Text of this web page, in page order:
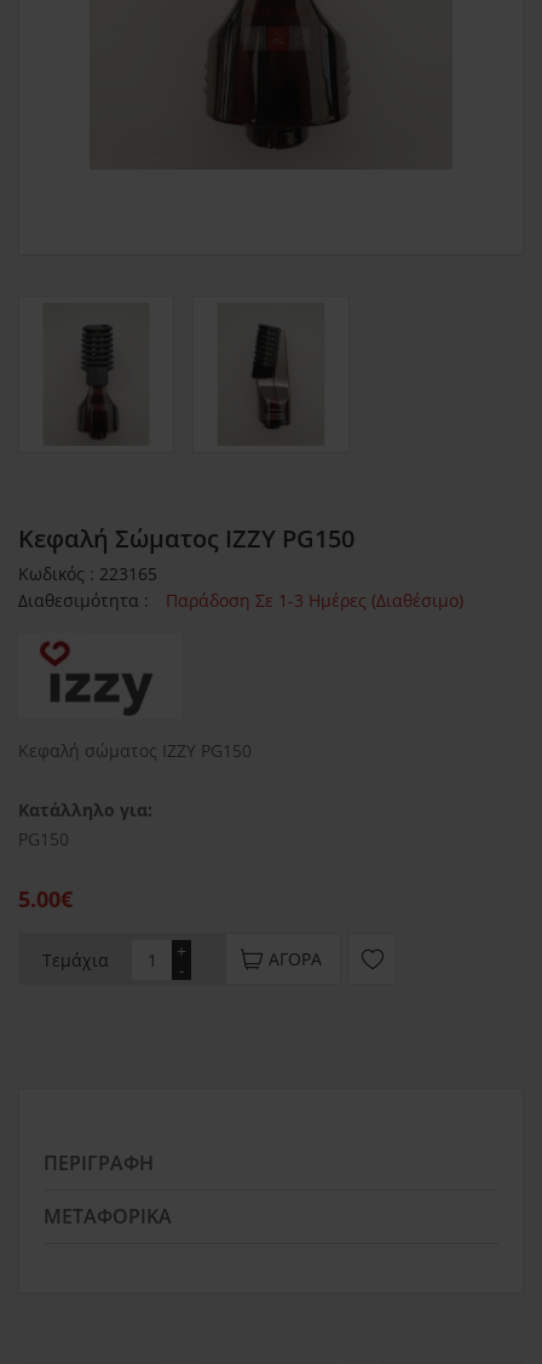
Κεφαλή Σώματος IZZY PG150
Κωδικός : 223165
Διαθεσιμότητα :
Παράδοση Σε 1-3 Ημέρες (Διαθέσιμο)
Κεφαλή σώματος IZZY PG150
Κατάλληλο για:
PG150
5.00€
Τεμάχια -
+ ΑΓΟΡΆ
ΠΕΡΙΓΡΑΦΉ
ΜΕΤΑΦΟΡΙΚΆ